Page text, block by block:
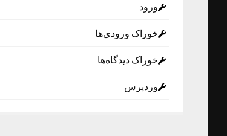
ورود
خوراک ورودی‌ها
خوراک دیدگاه‌ها
وردپرس